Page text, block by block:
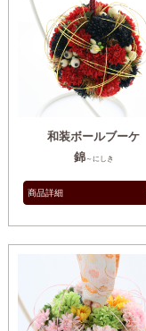
和装ボールブーケ
錦～にしき
商品詳細